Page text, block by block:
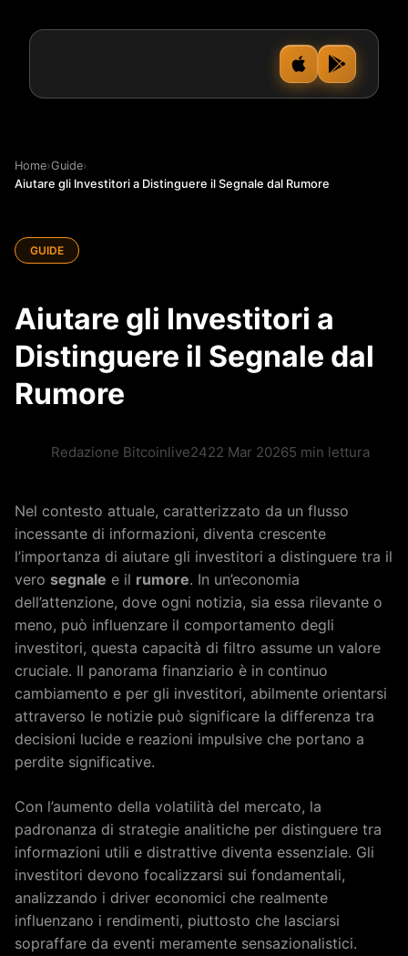
Home›Guide›
Aiutare gli Investitori a Distinguere il Segnale dal Rumore
GUIDE
Aiutare gli Investitori a
Distinguere il Segnale dal
Rumore
Redazione Bitcoinlive2422 Mar 20265 min lettura
Nel contesto attuale, caratterizzato da un flusso
incessante di informazioni, diventa crescente
l’importanza di aiutare gli investitori a distinguere tra il
vero segnale e il rumore. In un’economia
dell’attenzione, dove ogni notizia, sia essa rilevante o
meno, può influenzare il comportamento degli
investitori, questa capacità di filtro assume un valore
cruciale. Il panorama finanziario è in continuo
cambiamento e per gli investitori, abilmente orientarsi
attraverso le notizie può significare la differenza tra
decisioni lucide e reazioni impulsive che portano a
perdite significative.
Con l’aumento della volatilità del mercato, la
padronanza di strategie analitiche per distinguere tra
informazioni utili e distrattive diventa essenziale. Gli
investitori devono focalizzarsi sui fondamentali,
analizzando i driver economici che realmente
influenzano i rendimenti, piuttosto che lasciarsi
sopraffare da eventi meramente sensazionalistici.